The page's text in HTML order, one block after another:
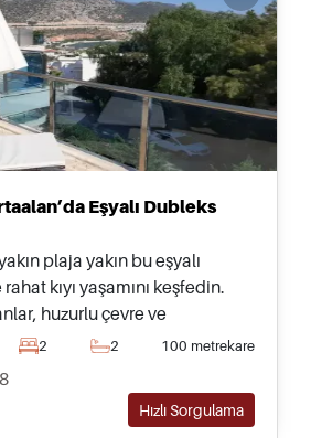
Eşyalı Dubleks
plaja yakın bu eşyalı
kıyı yaşamını keşfedin.
huzurlu çevre ve
alanları sunmaktadır.
2 2 100 metrekare
Hızlı Sorgulama